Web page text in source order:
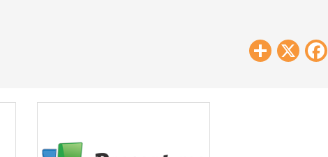
Share
X